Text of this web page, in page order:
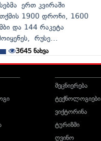
ერთ კვირაში
1900 დრონი, 1600
და 144 რაკეტა
რუსე...
3645 ნახვა
მეცნიერება
ტექნოლოგიები
ვიქტორინა
ტურიზმი
ღვინო